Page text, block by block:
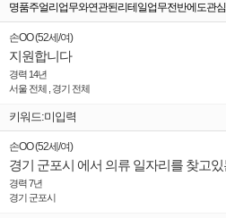
명품주얼리업무와연관된리테일업무전반에도관심
손OO(52세 /여)
지원합니다
경력 14년
서울 전체 , 경기 전체
키워드:미입력
손OO(52세 /여)
경력 7년
경기 군포시